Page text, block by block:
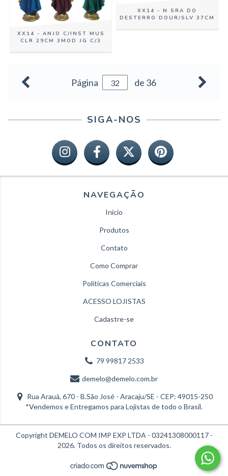
XX14 - ANJO C/INST MUS
CLR 29CM 3MOD JG C/3
XX14 - N SRA DO
DESTERRO DOUR/SLV 37CM
Página de 36
SIGA-NOS
NAVEGAÇÃO
Início
Produtos
Contato
Como Comprar
Políticas Comerciais
ACESSO LOJISTAS
Cadastre-se
CONTATO
79 99817 2533
demelo@demelo.com.br
Rua Arauá, 670 - B.São José - Aracaju/SE - CEP: 49015-250
*Vendemos e Entregamos para Lojistas de todo o Brasil.
Copyright DEMELO COM IMP EXP LTDA - 03241308000117 -
2026. Todos os direitos reservados.